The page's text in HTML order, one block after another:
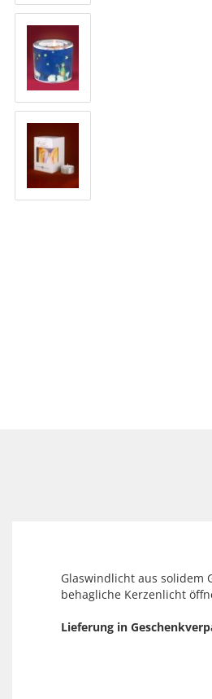
Glaswindlicht aus solidem
behagliche Kerzenlicht
Lieferung in